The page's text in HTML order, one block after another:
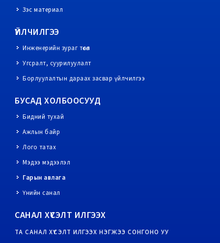
Зэс материал
ҮЙЛЧИЛГЭЭ
Инженерийн зураг төсөл
Угсралт, суурилуулалт
Борлуулалтын дараах засвар үйлчилгээ
БУСАД ХОЛБООСУУД
Бидний тухай
Ажлын байр
Лого татах
Мэдээ мэдээлэл
Гарын авлага
Үнийн санал
САНАЛ ХҮСЭЛТ ИЛГЭЭХ
ТА САНАЛ ХҮСЭЛТ ИЛГЭЭХ НЭГЖЭЭ СОНГОНО УУ